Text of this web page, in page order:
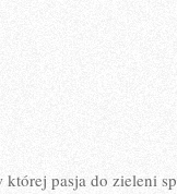
której pasja do zieleni